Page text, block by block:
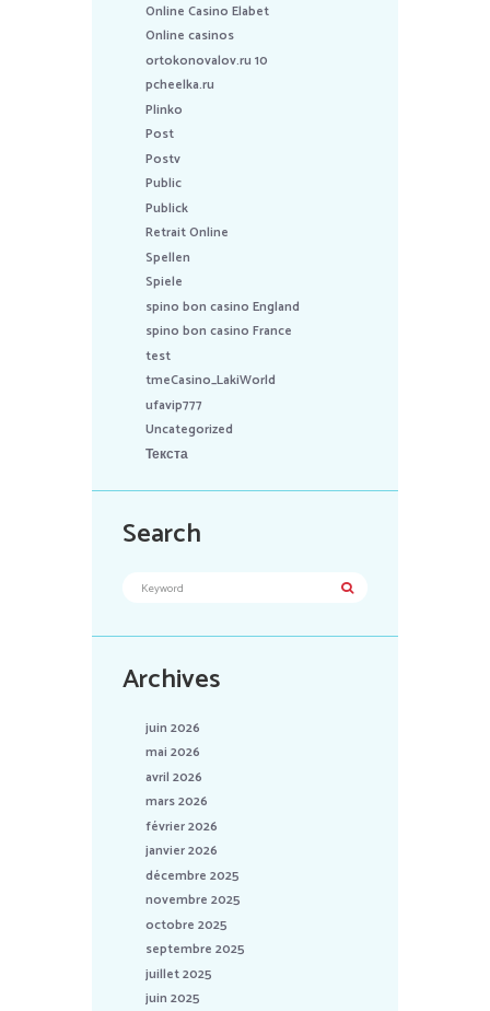
Online Casino Elabet
Online casinos
ortokonovalov.ru 10
pcheelka.ru
Plinko
Post
Postv
Public
Publick
Retrait Online
Spellen
Spiele
spino bon casino England
spino bon casino France
test
tmeCasino_LakiWorld
ufavip777
Uncategorized
Текста
Search
Archives
juin 2026
mai 2026
avril 2026
mars 2026
février 2026
janvier 2026
décembre 2025
novembre 2025
octobre 2025
septembre 2025
juillet 2025
juin 2025